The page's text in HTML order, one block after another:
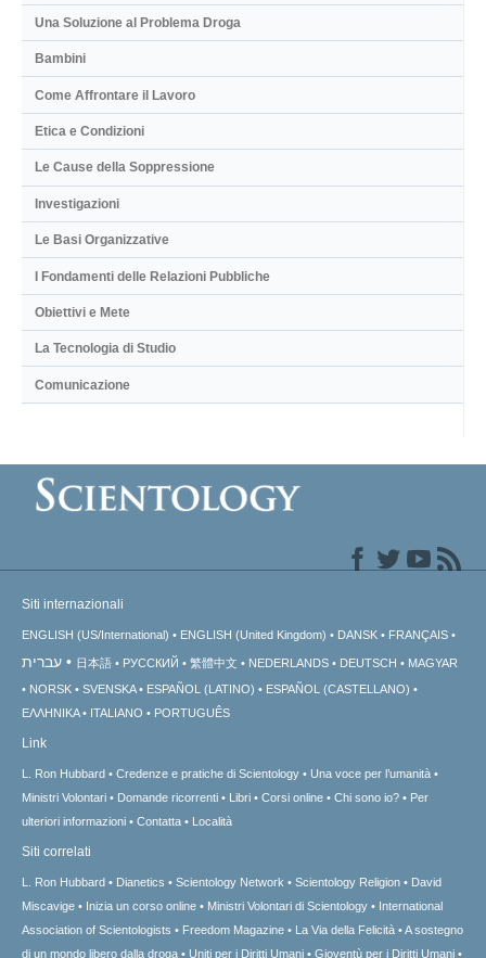
Una Soluzione al Problema Droga
Bambini
Come Affrontare il Lavoro
Etica e Condizioni
Le Cause della Soppressione
Investigazioni
Le Basi Organizzative
I Fondamenti delle Relazioni Pubbliche
Obiettivi e Mete
La Tecnologia di Studio
Comunicazione
Siti internazionali
ENGLISH (US/International) ENGLISH (United Kingdom) DANSK FRANÇAIS
עברית 日本語 РУССКИЙ 繁體中文 NEDERLANDS DEUTSCH
MAGYAR
NORSK
SVENSKA ESPAÑOL (LATINO)
ESPAÑOL (CASTELLANO)
ΕΛΛΗΝΙΚA
ITALIANO PORTUGUÊS
Link
L. Ron Hubbard Credenze e pratiche di Scientology
Una voce per l’umanità
Ministri Volontari
Domande ricorrenti Libri Corsi online Chi sono io?
Per
ulteriori informazioni
Contatta Località
Siti correlati
L. Ron Hubbard Dianetics Scientology Network Scientology Religion
David
Miscavige
Inizia un corso online Ministri Volontari di Scientology
International
Association of Scientologists
Freedom Magazine La Via della Felicità
A sostegno
di un mondo libero dalla droga
Uniti per i Diritti Umani Gioventù per i Diritti Umani